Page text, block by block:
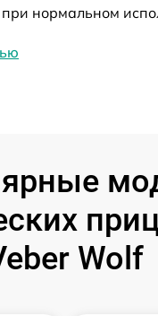
нормальном
Wolf